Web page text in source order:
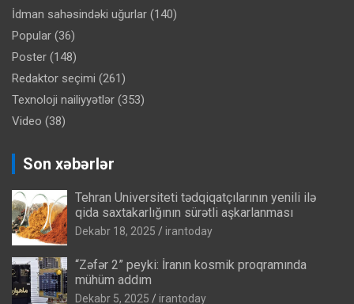
İdman sahəsindəki uğurlar (140)
Popular (36)
Poster (148)
Redaktor seçimi (261)
Texnoloji nailiyyətlər (353)
Video (38)
Son xəbərlər
Tehran Universiteti tədqiqatçılarının yenili ilə
qida saxtakarlığının sürətli aşkarlanması
Dekabr 18, 2025 irantoday
“Zəfər 2” peyki: İranın kosmik proqramında
mühüm addım
Dekabr 5, 2025 irantoday